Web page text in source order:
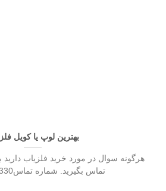
بهترین لوپ یا کویل
هرگونه سوال در مورد خرید فلزیاب
تماس بگیرید. شماره تماس09102191330